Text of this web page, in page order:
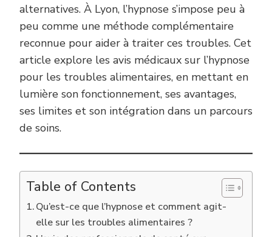
alternatives. À Lyon, l’hypnose s’impose peu à
peu comme une méthode complémentaire
reconnue pour aider à traiter ces troubles. Cet
article explore les avis médicaux sur l’hypnose
pour les troubles alimentaires, en mettant en
lumière son fonctionnement, ses avantages,
ses limites et son intégration dans un parcours
de soins.
Table of Contents
Qu’est-ce que l’hypnose et comment agit-
elle sur les troubles alimentaires ?